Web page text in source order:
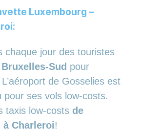
Luxembourg –
chaque jour des touristes
Sud pour
de Gosselies est
pour ses vols low-costs.
taxis low-costs de
à Charleroi!